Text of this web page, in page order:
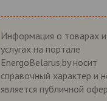
Информация о товарах и
услугах на портале
EnergoBelarus.by носит
справочный характер и
является публичной